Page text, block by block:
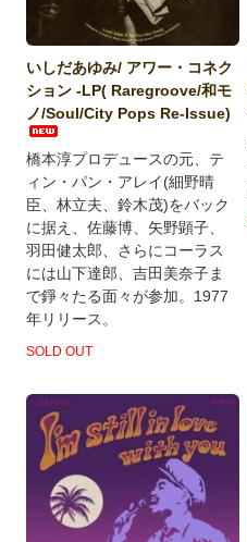
いしだあゆみ/ アワー・コネク
ション -LP( Raregroove/和モ
ノ/Soul/City Pops Re-Issue)
橋本淳プロデュースの元、テ
ィン・パン・アレイ(細野晴
臣、林立夫、鈴木茂)をバック
に据え、佐藤博、矢野顕子、
羽田健太郎、さらにコーラス
には山下達郎、吉田美奈子ま
で錚々たる面々が参加。1977
年リリース。
SOLD OUT